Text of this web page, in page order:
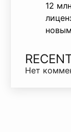
12
Нет